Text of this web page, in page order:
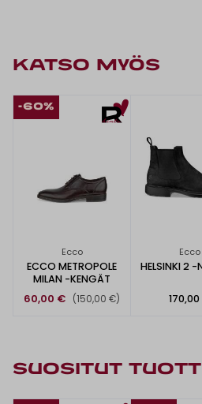
KATSO MYÖS
-60%
Ecco
ECCO METROPOLE
MILAN -KENGÄT
60,00 €
(150,00 €)
Ecco
HELSINKI 2 -
SUOSITUT